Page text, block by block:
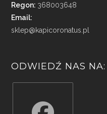
Regon: 368003648
Email:
sklep@kapicoronatus.pl
ODWIEDŹ NAS NA: